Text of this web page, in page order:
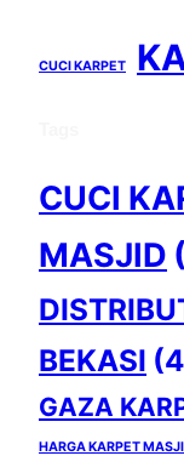
CUCI KARPET
CUCI
MASJID
BEKASI
GAZA
HARGA KARPET